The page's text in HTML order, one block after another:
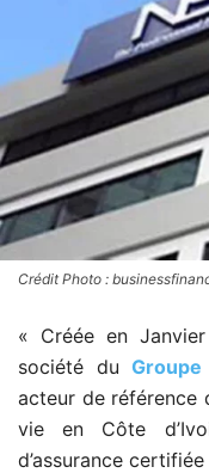
Crédit Photo :
« Créée en Janvier
société duGroupe
acteur de référence
vie en Côte
d’assurance certifiée